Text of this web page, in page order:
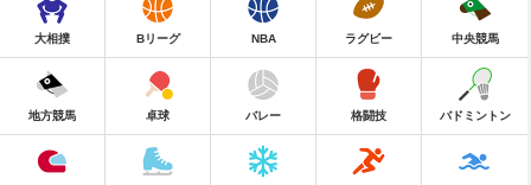
大相撲 Bリーグ NBA ラグビー 中央競馬
地方競馬 卓球 バレー 格闘技 バドミントン